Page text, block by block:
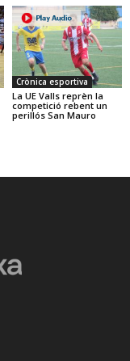
Crònica esportiva
La UE Valls reprèn la
competició rebent un
perillós San Mauro